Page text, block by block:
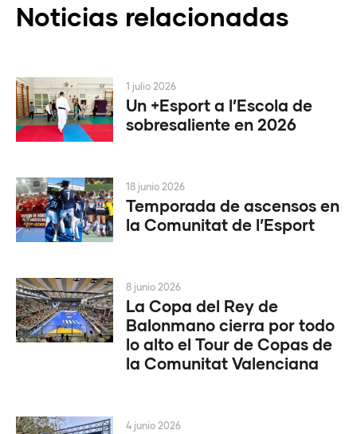
Noticias relacionadas
Un +Esport a l’Escola de
sobresaliente en 2026
1 julio 2026
Temporada de ascensos en
la Comunitat de l’Esport
18 junio 2026
La Copa del Rey de
Balonmano cierra por todo
lo alto el Tour de Copas de
la Comunitat Valenciana
8 junio 2026
4 junio 2026